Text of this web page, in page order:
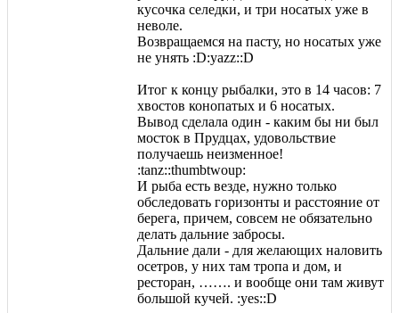
кусочка селедки, и три носатых уже в
неволе.
Возвращаемся на пасту, но носатых уже
не унять :D:yazz::D
Итог к концу рыбалки, это в 14 часов: 7
хвостов конопатых и 6 носатых.
Вывод сделала один - каким бы ни был
мосток в Прудцах, удовольствие
получаешь неизменное!
:tanz::thumbtwoup:
И рыба есть везде, нужно только
обследовать горизонты и расстояние от
берега, причем, совсем не обязательно
делать дальние забросы.
Дальние дали - для желающих наловить
осетров, у них там тропа и дом, и
ресторан, ……. и вообще они там живут
большой кучей. :yes::D